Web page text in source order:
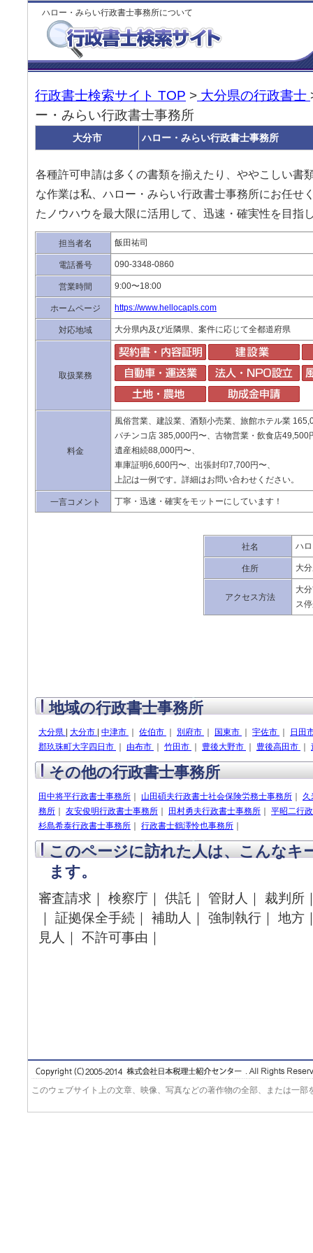
ハロー・みらい行政書士事務所について
行政書士検索サイト TOP > 大分県の行政書士
ー・みらい行政書士事務所
大分市 ハロー・みらい行政書士事務所
各種許可申請は多くの書類を揃えたり、ややこしい書
な作業は私、ハロー・みらい行政書士事務所にお任せ
たノウハウを最大限に活用して、迅速・確実性を目指
担当者名 飯田祐司
電話番号 090-3348-0860
営業時間 9:00〜18:00
ホームページ https://www.hellocapls.com
対応地域 大分県内及び近隣県、案件に応じて全都道府県
取扱業務
料金
風俗営業、建設業、酒類小売業、旅館ホテル業
パチンコ店 385,000円〜、古物営業・飲食店49,500
遺産相続88,000円〜、
車庫証明6,600円〜、出張封印7,700円〜、
上記は一例です。詳細はお問い合わせください。
一言コメント 丁寧・迅速・確実をモットーにしています！
社名 ハ
住所 大
アクセス方法
大
ス
地域の行政書士事務所
大分県 大分市 中津市 佐伯市 別府市 国東市 宇佐市
日田
郡玖珠町大字四日市
由布市 竹田市 豊後大野市 豊後高田市
その他の行政書士事務所
田中将平行政書士事務所 山田碩夫行政書士社会保険労務士事務所
久
務所
友安俊明行政書士事務所 田村勇夫行政書士事務所
平昭二行
杉島希泰行政書士事務所
行政書士鶴澤怜也事務所
このページに訪れた人は、こんなキ
ます。
審査請求｜ 検察庁｜ 供託｜ 管財人｜ 裁判所
｜ 証拠保全手続｜ 補助人｜ 強制執行｜ 地
見人｜ 不許可事由｜
このウェブサイト上の文章、映像、写真などの著作物の全部、または一